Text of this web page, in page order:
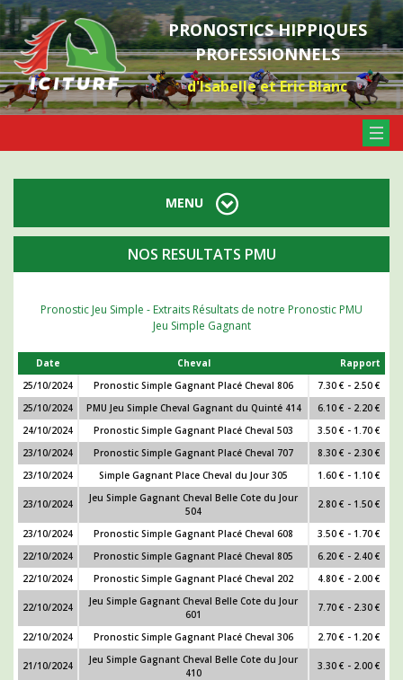
PRONOSTICS HIPPIQUES
PROFESSIONNELS
d'Isabelle et Eric Blanc
NOS RESULTATS PMU
Pronostic Jeu Simple - Extraits Résultats de notre Pronostic PMU
Jeu Simple Gagnant
Date Cheval
Rapport
25/10/2024
Pronostic Simple Gagnant Placé Cheval 806
7.30 € - 2.50 €
25/10/2024
PMU Jeu Simple Cheval Gagnant du Quinté 414
6.10 € - 2.20 €
24/10/2024
Pronostic Simple Gagnant Placé Cheval 503
3.50 € - 1.70 €
23/10/2024
Pronostic Simple Gagnant Placé Cheval 707
8.30 € - 2.30 €
23/10/2024
Simple Gagnant Place Cheval du Jour 305 1.60 € - 1.10 €
23/10/2024
Jeu Simple Gagnant Cheval Belle Cote du Jour
504
2.80 € - 1.50 €
23/10/2024 Pronostic Simple Gagnant Placé Cheval 608
3.50 € - 1.70 €
22/10/2024
Pronostic Simple Gagnant Placé Cheval 805
6.20 € - 2.40 €
22/10/2024
Pronostic Simple Gagnant Placé Cheval 202 4.80 € - 2.00 €
22/10/2024
Jeu Simple Gagnant Cheval Belle Cote du Jour
601
7.70 € - 2.30 €
22/10/2024 Pronostic Simple Gagnant Placé Cheval 306 2.70 € - 1.20 €
21/10/2024
Jeu Simple Gagnant Cheval Belle Cote du Jour
410
3.30 € - 2.00 €
MENU